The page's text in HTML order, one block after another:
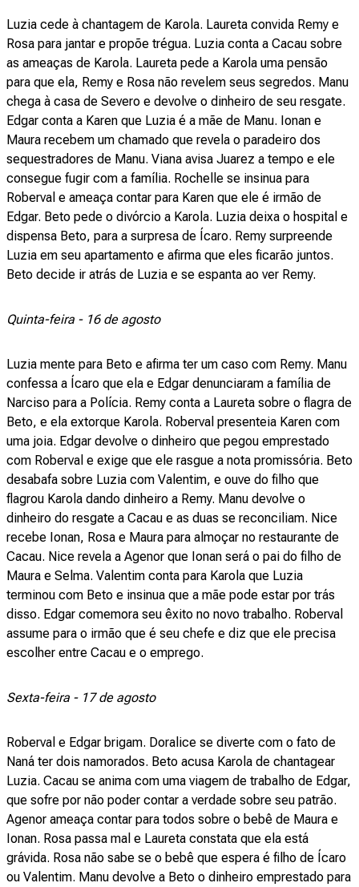
Luzia cede à chantagem de Karola. Laureta convida Remy e
Rosa para jantar e propõe trégua. Luzia conta a Cacau sobre
as ameaças de Karola. Laureta pede a Karola uma pensão
para que ela, Remy e Rosa não revelem seus segredos. Manu
chega à casa de Severo e devolve o dinheiro de seu resgate.
Edgar conta a Karen que Luzia é a mãe de Manu. Ionan e
Maura recebem um chamado que revela o paradeiro dos
sequestradores de Manu. Viana avisa Juarez a tempo e ele
consegue fugir com a família. Rochelle se insinua para
Roberval e ameaça contar para Karen que ele é irmão de
Edgar. Beto pede o divórcio a Karola. Luzia deixa o hospital e
dispensa Beto, para a surpresa de Ícaro. Remy surpreende
Luzia em seu apartamento e afirma que eles ficarão juntos.
Beto decide ir atrás de Luzia e se espanta ao ver Remy.
Quinta-feira - 16 de agosto
Luzia mente para Beto e afirma ter um caso com Remy. Manu
confessa a Ícaro que ela e Edgar denunciaram a família de
Narciso para a Polícia. Remy conta a Laureta sobre o flagra de
Beto, e ela extorque Karola. Roberval presenteia Karen com
uma joia. Edgar devolve o dinheiro que pegou emprestado
com Roberval e exige que ele rasgue a nota promissória. Beto
desabafa sobre Luzia com Valentim, e ouve do filho que
flagrou Karola dando dinheiro a Remy. Manu devolve o
dinheiro do resgate a Cacau e as duas se reconciliam. Nice
recebe Ionan, Rosa e Maura para almoçar no restaurante de
Cacau. Nice revela a Agenor que Ionan será o pai do filho de
Maura e Selma. Valentim conta para Karola que Luzia
terminou com Beto e insinua que a mãe pode estar por trás
disso. Edgar comemora seu êxito no novo trabalho. Roberval
assume para o irmão que é seu chefe e diz que ele precisa
escolher entre Cacau e o emprego.
Sexta-feira - 17 de agosto
Roberval e Edgar brigam. Doralice se diverte com o fato de
Naná ter dois namorados. Beto acusa Karola de chantagear
Luzia. Cacau se anima com uma viagem de trabalho de Edgar,
que sofre por não poder contar a verdade sobre seu patrão.
Agenor ameaça contar para todos sobre o bebê de Maura e
Ionan. Rosa passa mal e Laureta constata que ela está
grávida. Rosa não sabe se o bebê que espera é filho de Ícaro
ou Valentim. Manu devolve a Beto o dinheiro emprestado para